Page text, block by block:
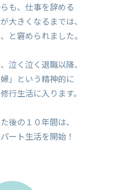
も、仕事を辞める
大きくなるまでは、
と窘められました。
泣く泣く退職以降、
」という精神的に
行生活に入ります。
後の１０年間は、
ート生活を開始！